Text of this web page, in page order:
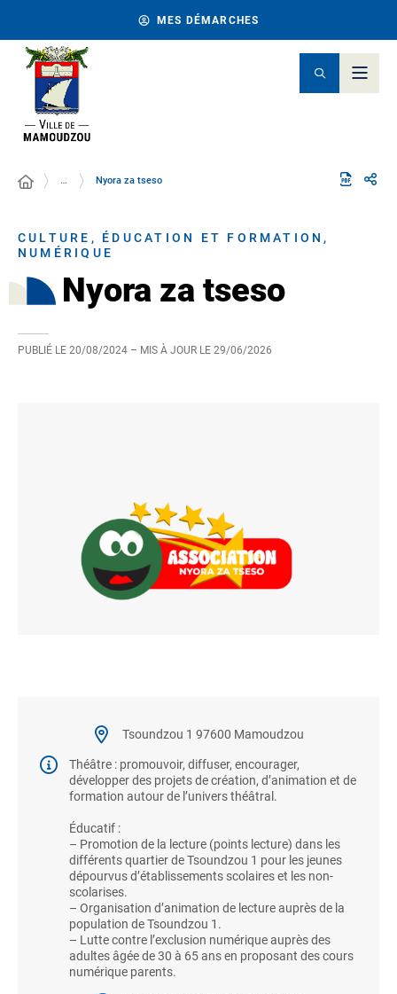
MES DÉMARCHES
… Nyora za tseso
CULTURE, ÉDUCATION ET FORMATION,
NUMÉRIQUE
Nyora za tseso
PUBLIÉ LE 20/08/2024 – MIS À JOUR LE 29/06/2026
Tsoundzou 1 97600 Mamoudzou
Théâtre : promouvoir, diffuser, encourager,
développer des projets de création, d’animation et de
formation autour de l’univers théâtral.
Éducatif :
– Promotion de la lecture (points lecture) dans les
différents quartier de Tsoundzou 1 pour les jeunes
dépourvus d’établissements scolaires et les non-
scolarises.
– Organisation d’animation de lecture auprès de la
population de Tsoundzou 1.
– Lutte contre l’exclusion numérique auprès des
adultes âgée de 30 à 65 ans en proposant des cours
numérique parents.